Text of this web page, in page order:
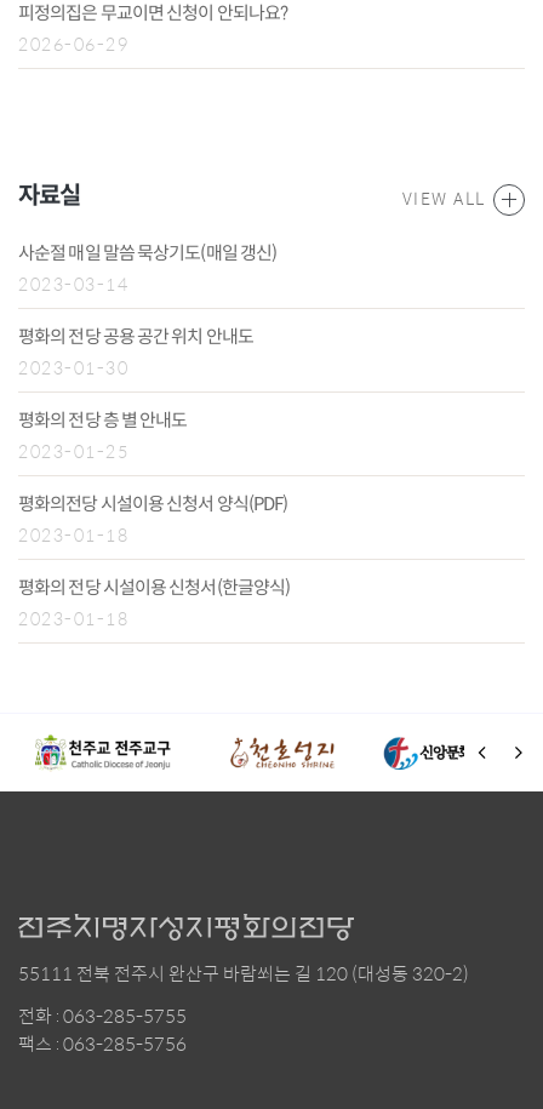
피정의집은 무교이면 신청이 안되나요?
2026-06-29
자료실 VIEW ALL
사순절 매일 말씀 묵상기도(매일 갱신)
2023-03-14
평화의 전당 공용 공간 위치 안내도
2023-01-30
평화의 전당 층 별 안내도
2023-01-25
평화의전당 시설이용 신청서 양식(PDF)
2023-01-18
평화의 전당 시설이용 신청서(한글양식)
2023-01-18
55111 전북 전주시 완산구 바람쐬는 길 120 (대성동 320-2)
전화 : 063-285-5755
팩스 : 063-285-5756